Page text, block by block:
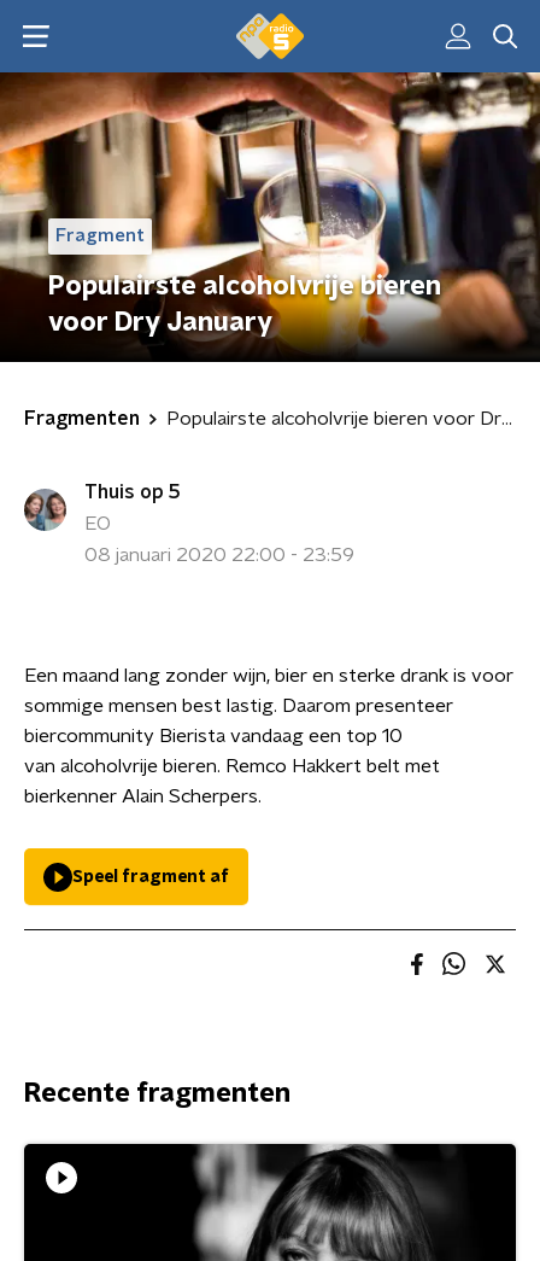
Fragment
Populairste alcoholvrije bieren
voor Dry January
Fragmenten Populairste alcoholvrije bieren voor Dry January
Thuis op 5
EO
08 januari 2020 22:00 - 23:59
Een maand lang zonder wijn, bier en sterke drank is voor
sommige mensen best lastig. Daarom presenteer
biercommunity Bierista vandaag een top 10
van alcoholvrije bieren. Remco Hakkert belt met
bierkenner Alain Scherpers.
Speel fragment af
Recente fragmenten